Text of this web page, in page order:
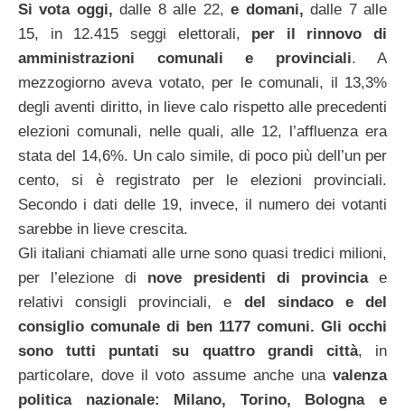
Si vota oggi, dalle 8 alle 22,e domani, dalle 7 alle
15, in 12.415 seggi elettorali, per il rinnovo di
amministrazioni comunali e provinciali. A
mezzogiorno aveva votato, per le comunali, il 13,3%
degli aventi diritto, in lieve calo rispetto alle precedenti
elezioni comunali, nelle quali, alle 12, l’affluenza era
stata del 14,6%. Un calo simile, di poco più dell’un per
cento, si è registrato per le elezioni provinciali.
Secondo i dati delle 19, invece, il numero dei votanti
sarebbe in lieve crescita.
Gli italiani chiamati alle urne sono quasi tredici milioni,
per l’elezione di nove presidenti di provinciae
relativi consigli provinciali, e del sindaco e del
consiglio comunale di ben 1177 comuni. Gli occhi
sono tutti puntati su quattro grandi città, in
particolare, dove il voto assume anche una valenza
politica nazionale: Milano, Torino, Bologna e